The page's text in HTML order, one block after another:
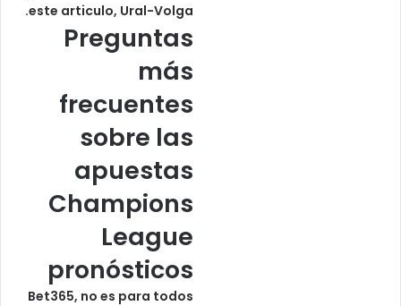
este articulo, Ural-Volga.
Preguntas
más
frecuentes
sobre las
apuestas
Champions
League
pronósticos
Bet365, no es para todos